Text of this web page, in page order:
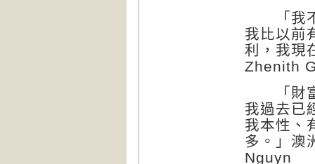
「我不
我比以前
利，我現
Zhenith
「財富
我過去已
我本性、
多。」澳
Nguyn